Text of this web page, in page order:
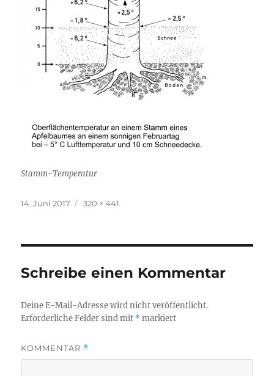
Stamm-Temperatur
Veröffentlicht
14. Juni 2017
Volle
320 × 441
Schreibe einen Kommentar
Deine E-Mail-Adresse wird nicht veröffentlicht.
Erforderliche Felder sind mit *markiert
KOMMENTAR *